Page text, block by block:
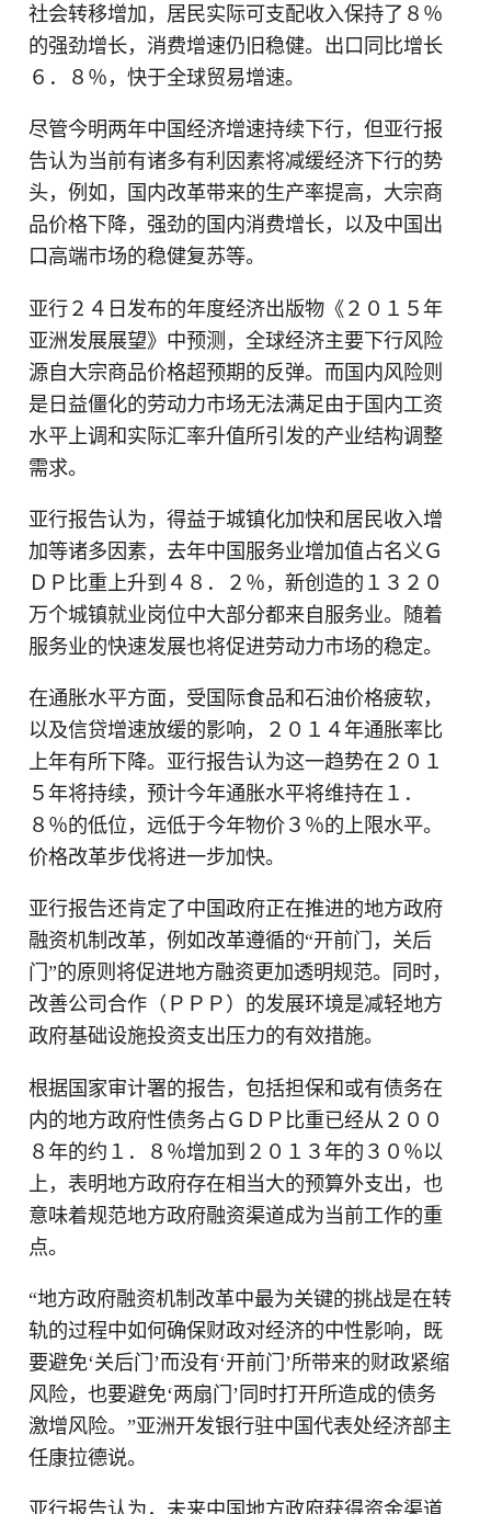
社会转移增加，居民实际可支配收入保持了８％
的强劲增长，消费增速仍旧稳健。出口同比增长
６．８％，快于全球贸易增速。
尽管今明两年中国经济增速持续下行，但亚行报
告认为当前有诸多有利因素将减缓经济下行的势
头，例如，国内改革带来的生产率提高，大宗商
品价格下降，强劲的国内消费增长，以及中国出
口高端市场的稳健复苏等。
亚行２４日发布的年度经济出版物《２０１５年
亚洲发展展望》中预测，全球经济主要下行风险
源自大宗商品价格超预期的反弹。而国内风险则
是日益僵化的劳动力市场无法满足由于国内工资
水平上调和实际汇率升值所引发的产业结构调整
需求。
亚行报告认为，得益于城镇化加快和居民收入增
加等诸多因素，去年中国服务业增加值占名义Ｇ
ＤＰ比重上升到４８．２％，新创造的１３２０
万个城镇就业岗位中大部分都来自服务业。随着
服务业的快速发展也将促进劳动力市场的稳定。
在通胀水平方面，受国际食品和石油价格疲软，
以及信贷增速放缓的影响，２０１４年通胀率比
上年有所下降。亚行报告认为这一趋势在２０１
５年将持续，预计今年通胀水平将维持在１．
８％的低位，远低于今年物价３％的上限水平。
价格改革步伐将进一步加快。
亚行报告还肯定了中国政府正在推进的地方政府
融资机制改革，例如改革遵循的“开前门，关后
门”的原则将促进地方融资更加透明规范。同时，
改善公司合作（ＰＰＰ）的发展环境是减轻地方
政府基础设施投资支出压力的有效措施。
根据国家审计署的报告，包括担保和或有债务在
内的地方政府性债务占ＧＤＰ比重已经从２００
８年的约１．８％增加到２０１３年的３０％以
上，表明地方政府存在相当大的预算外支出，也
意味着规范地方政府融资渠道成为当前工作的重
点。
“地方政府融资机制改革中最为关键的挑战是在转
轨的过程中如何确保财政对经济的中性影响，既
要避免‘关后门’而没有‘开前门’所带来的财政紧缩
风险，也要避免‘两扇门’同时打开所造成的债务
激增风险。”亚洲开发银行驻中国代表处经济部主
任康拉德说。
亚行报告认为，未来中国地方政府获得资金渠道